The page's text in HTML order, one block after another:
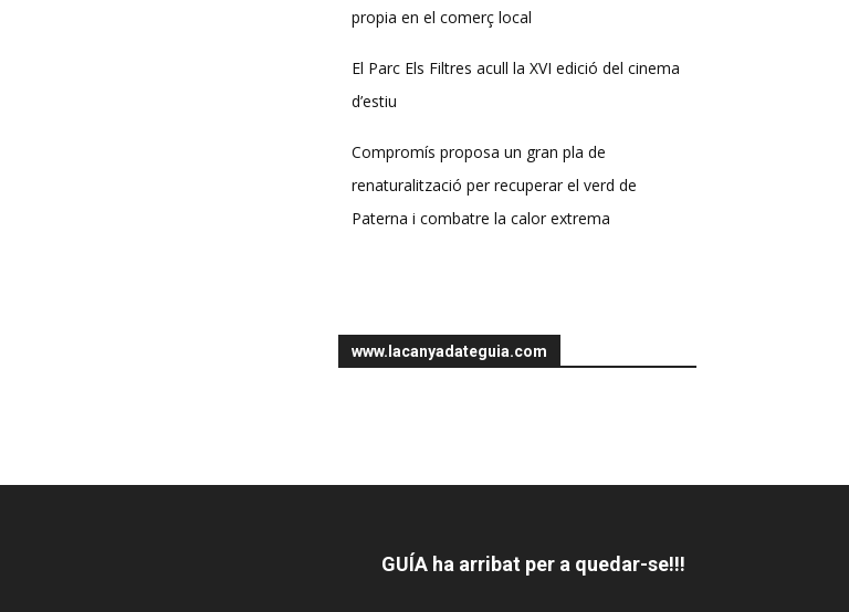
propia en el comerç local
El Parc Els Filtres acull la XVI edició del cinema
d’estiu
Compromís proposa un gran pla de
renaturalització per recuperar el verd de
Paterna i combatre la calor extrema
www.lacanyadateguia.com
GUÍA ha arribat per a quedar-se!!!